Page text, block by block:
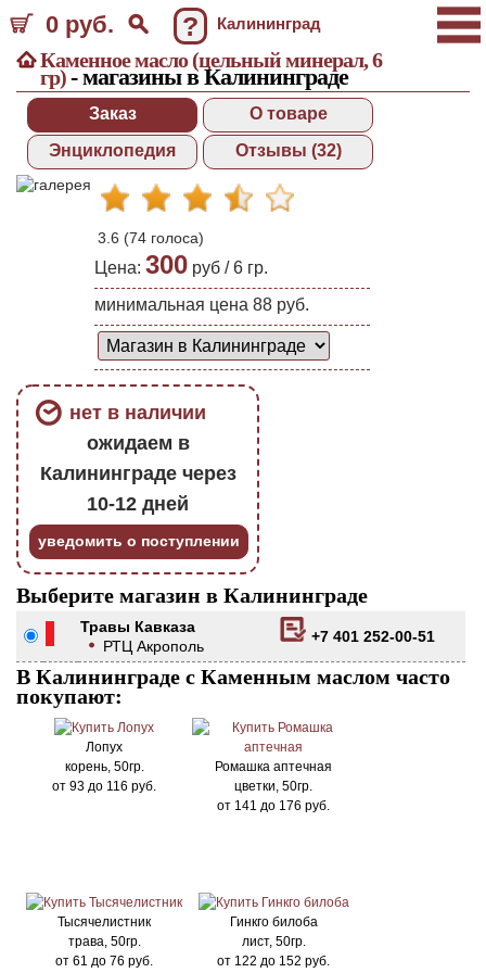
0 руб. ? Калининград
Каменное масло (цельный минерал, 6
гр)- магазины в Калининграде
Заказ
О товаре
Энциклопедия
Отзывы (32)
3.6 (74 голоса)
Цена: 300 руб /6 гр.
минимальная цена 88 руб.
нет в наличии
ожидаем в
Калининграде через
10-12 дней
уведомить о поступлении
Выберите магазин в Калининграде
Травы Кавказа
РТЦ Акрополь
+7 401 252-00-51
В Калининграде с Каменным маслом часто
покупают:
Лопух
корень, 50гр.
от 93 до 116 руб.
Ромашка аптечная
цветки, 50гр.
от 141 до 176 руб.
Тысячелистник
трава, 50гр.
от 61 до 76 руб.
Гинкго билоба
лист, 50гр.
от 122 до 152 руб.